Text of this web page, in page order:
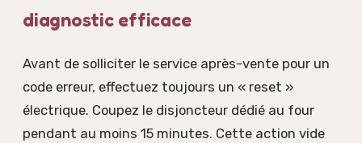
diagnostic efficace
Avant de solliciter le service après-vente pour un
code erreur, effectuez toujours un « reset »
électrique. Coupez le disjoncteur dédié au four
pendant au moins 15 minutes. Cette action vide